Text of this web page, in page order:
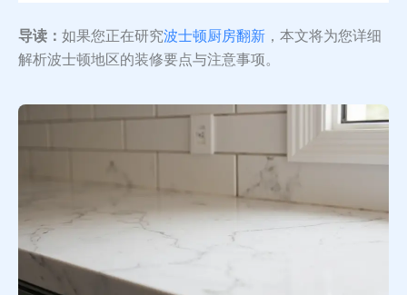
导读： 如果您正在研究波士顿厨房翻新 ，本文将为您详细
解析波士顿地区的装修要点与注意事项。